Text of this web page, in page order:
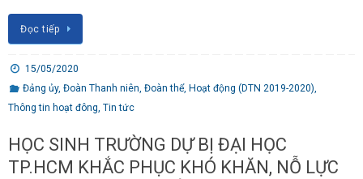
Đọc tiếp
15/05/2020
Đảng ủy, Đoàn Thanh niên, Đoàn thể, Hoạt động (DTN 2019-2020),
Thông tin hoạt đông, Tin tức
HỌC SINH TRƯỜNG DỰ BỊ ĐẠI HỌC
TP.HCM KHẮC PHỤC KHÓ KHĂN, NỖ LỰC